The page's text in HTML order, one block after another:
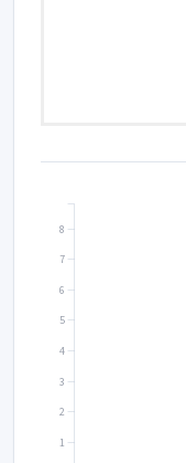
1
2
3
4
5
6
7
8